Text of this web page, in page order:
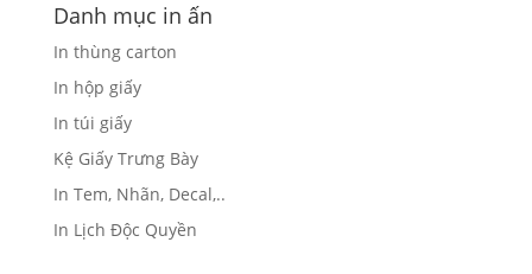
Danh mục in ấn
In thùng carton
In hộp giấy
In túi giấy
Kệ Giấy Trưng Bày
In Tem, Nhãn, Decal,..
In Lịch Độc Quyền